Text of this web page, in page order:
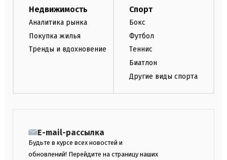
Недвижимость
Аналитика рынка
Покупка жилья
Тренды и вдохновение
Спорт
Бокс
Футбол
Теннис
Биатлон
Другие виды спорта
E-mail-рассылка
Будьте в курсе всех новостей и
обновлений! Перейдите на страницу наших